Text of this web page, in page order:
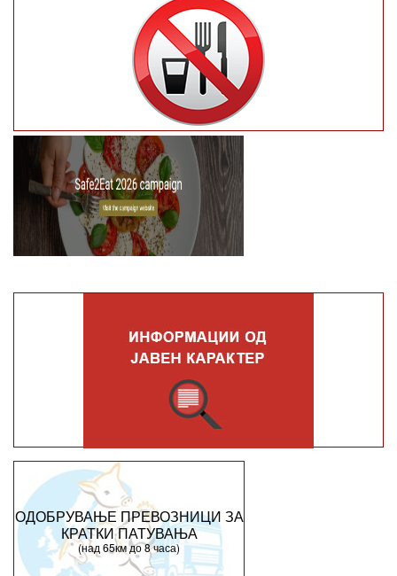
ОДОБРУВАЊЕ ПРЕВОЗНИЦИ ЗА
КРАТКИ ПАТУВАЊА
(над 65км до 8 часа)